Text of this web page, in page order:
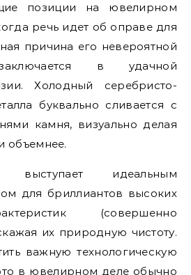
позиции на ювелирном
речь идет об оправе для
причина его невероятной
в удачной
Холодный серебристо-
буквально сливается с
камня, визуально делая
объемнее.
идеальным
для бриллиантов высоких
(совершенно
их природную чистоту.
важную технологическую
в ювелирном деле обычно